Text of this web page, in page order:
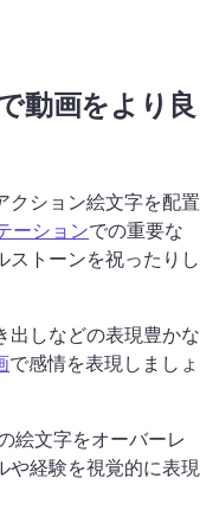
動画をより良
クション絵文字を配置
ーションでの重要な
ストーンを祝ったりし
出しなどの表現豊かな
で感情を表現しましょ
絵文字をオーバーレ
や経験を視覚的に表現